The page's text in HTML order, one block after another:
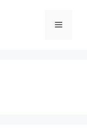
Menu